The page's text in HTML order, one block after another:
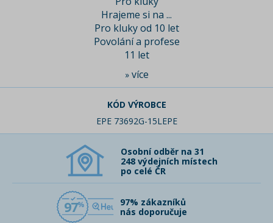
Hrajeme si na ...
Pro kluky od 10 let
Povolání a profese
11 let
» více
KÓD VÝROBCE
EPE 73692G-15LEPE
Osobní odběr na 31
248 výdejních místech
po celé ČR
97
97% zákazníků
nás doporučuje